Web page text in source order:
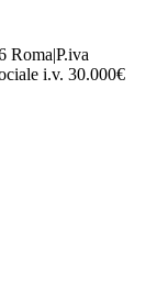
Roma|P.iva
i.v. 30.000€